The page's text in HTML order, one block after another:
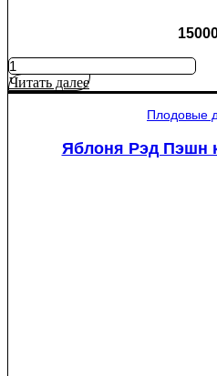
Количество
товара
Туя
Читать далее
Плодовые
Яблоня Рэд Пэшн